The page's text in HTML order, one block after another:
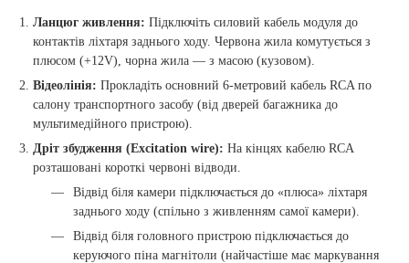
Ланцюг живлення: Підключіть силовий кабель модуля до
контактів ліхтаря заднього ходу. Червона жила комутується з
плюсом (+12V), чорна жила — з масою (кузовом).
Відеолінія: Прокладіть основний 6-метровий кабель RCA по
салону транспортного засобу (від дверей багажника до
мультимедійного пристрою).
Дріт збудження (Excitation wire): На кінцях кабелю RCA
розташовані короткі червоні відводи.
Відвід біля камери підключається до «плюса» ліхтаря
заднього ходу (спільно з живленням самої камери).
Відвід біля головного пристрою підключається до
керуючого піна магнітоли (найчастіше має маркування